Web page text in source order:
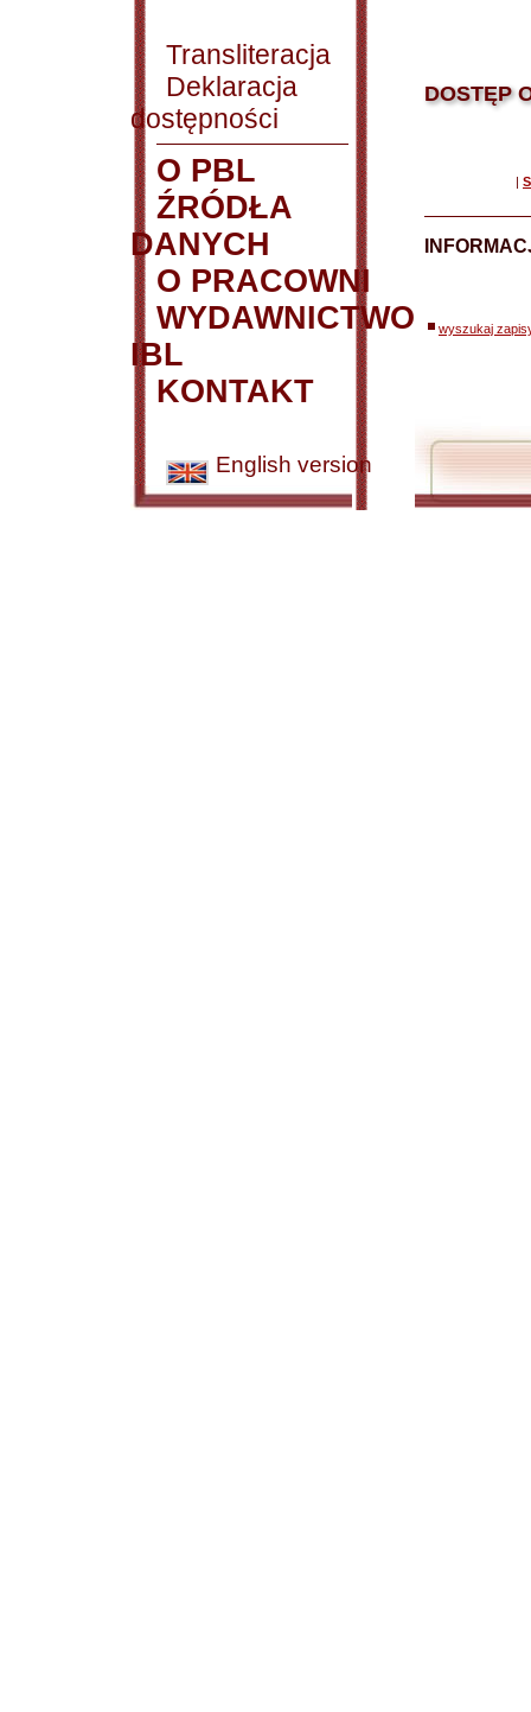
Transliteracja
Deklaracja
dostępności
O PBL
ŹRÓDŁA
DANYCH
O PRACOWNI
WYDAWNICTWO
IBL
KONTAKT
English version
DOSTĘP
|
wyszukaj